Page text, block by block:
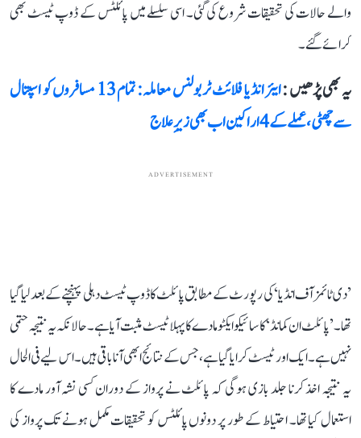
والے حالات کی تحقیقات شروع کی گئی۔ اسی سلسلے میں پائلٹس کے ڈوپ ٹیسٹ بھی
کرائے گئے۔
یہ بھی پڑھیں :
ایئر انڈیا فلائٹ ٹربولنس معاملہ: تمام 13 مسافروں کو اسپتال
سے چھٹی، عملے کے 4 اراکین اب بھی زیرِ علاج
ADVERTISEMENT
’دی ٹائمز آف انڈیا‘ کی رپورٹ کے مطابق پائلٹ کا ڈوپ ٹیسٹ دہلی پہنچنے کے بعد لیا گیا
تھا۔ ’پائلٹ ان کمانڈ‘ کا سائیکوایکٹو مادے کا پہلا ٹیسٹ مثبت آیا ہے۔ حالانکہ یہ نتیجہ حتمی
نہیں ہے۔ ایک اور ٹیسٹ کرایا گیا ہے، جس کے نتائج ابھی آنا باقی ہیں۔ اس لیے فی الحال
یہ نتیجہ اخذ کرنا جلد بازی ہوگی کہ پائلٹ نے پرواز کے دوران کسی نشہ آور مادے کا
استعمال کیا تھا۔ احتیاط کے طور پر دونوں پائلٹس کو تحقیقات مکمل ہونے تک پرواز کی